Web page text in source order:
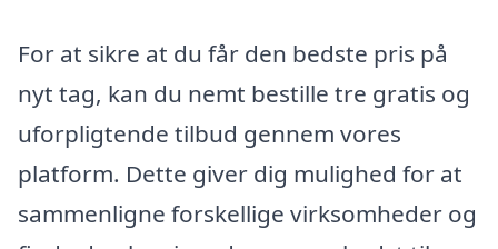
For at sikre at du får den bedste pris på
nyt tag, kan du nemt bestille tre gratis og
uforpligtende tilbud gennem vores
platform. Dette giver dig mulighed for at
sammenligne forskellige virksomheder og